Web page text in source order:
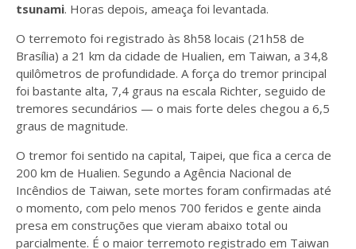
tsunami. Horas depois, ameaça foi levantada.
O terremoto foi registrado às 8h58 locais (21h58 de
Brasília) a 21 km da cidade de Hualien, em Taiwan, a 34,8
quilômetros de profundidade. A força do tremor principal
foi bastante alta, 7,4 graus na escala Richter, seguido de
tremores secundários — o mais forte deles chegou a 6,5
graus de magnitude.
O tremor foi sentido na capital, Taipei, que fica a cerca de
200 km de Hualien. Segundo a Agência Nacional de
Incêndios de Taiwan, sete mortes foram confirmadas até
o momento, com pelo menos 700 feridos e gente ainda
presa em construções que vieram abaixo total ou
parcialmente. É o maior terremoto registrado em Taiwan